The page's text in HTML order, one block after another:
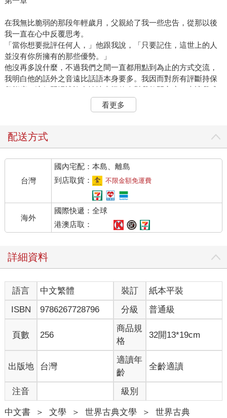
在我無比脆弱的那段年輕歲月，父親給了我一些忠告，從那以後
我一直在心中反覆思考。
「當你想要批評任何人，」他跟我說，「只要記住，這世上的人
並沒有你所擁有的那些優勢。」
他沒再多說什麼，不過我們之間一直都用點到為止的方式交流，
我明白他的話外之音遠比話語本身要多。我因而對所有評斷持保
留態度，這個習慣讓許多性情古怪的人對我敞開心扉，也讓我成
了不少無趣說教的受害者。畢竟，這種特質一旦出現在正常人身
上時，那些不正常的人很快就會察覺，並深深依附著不放。我因
內心的哀傷，只有我知道。然而這些信賴，大多僅是無心插柳。
裝若有所思，甚或表現出帶刺的輕佻態度。因為年輕人想吐露他
們私密心聲時，表達的方式通常是有樣學樣，又因為刻意隱藏某
部分，反倒破綻百出。不急著評斷，便能保留希望。我仍然有點
擔心若我忘了父親的忠告，可能會錯失一些東西。正如父親帶著
階級偏見說的，我也帶著階級偏見一再重述的：不是每個人一出
生，就天然懂得何謂基本的體面。
然而，在對自己的寬容度一番自誇後，我得承認，寬容終究是有
極限的。人的行為或許是建立在堅硬的岩石上，或許可能源自於
礎上了。去年秋天自東部回來之後，我便恨不得這世上的人永遠
穿上制服、向道德立正站好。我不願再經歷什麼放縱的出走，即
使那曾賦予我窺探人心深處的特權。唯有他是我這種心情中的例
外，蓋茲比，這本書名的同名主角。蓋茲比，代表了我真心不屑
的一切事物。如果說人格是由一連串的成功組成，那麼他確實散
發著耀眼的魅力，一種對人生即將兌現的、格外敏銳的能力，彷
彿精巧儀器般，能探測到千里之外的地震。這種能力的敏銳，跟
那種被冠以「創造性氣質」的脆弱易感完全不同，而是擁抱希望
的非凡天賦，是一種為浪漫與理想隨時準備就位的特質。這種特
質，我從未在其他人身上發現過，也可能此生再也不會遇見。沒
錯，到頭來，蓋茲比這個人本身並沒有錯，是那些反覆折磨著蓋
茲比、在他夢想伊始時飄揚的汙穢塵埃，讓我一度對人類那些徒
勞無功的哀愁，和短暫的歡愉失去了興趣。
看更多
配送方式
台灣
國內宅配：本島、離島
到店取貨：
不限金額免運費
海外
國際快遞：全球
港澳店取：
詳細資料
語言 中文繁體 裝訂
紙本平裝
ISBN
9786267728796 分級 普通級
頁數 256
商品規
格
32開13*19cm
出版地 台灣
適讀年
齡
全齡適讀
注音 級別
中文書 ＞ 文學 ＞ 世界古典文學 ＞ 世界古典